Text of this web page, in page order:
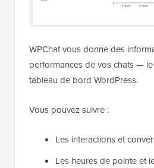
WPChat vous donne des
performances de vos chats —
tableau de bord WordPress.
Vous pouvez suivre :
Les interactions et
Les heures de pointe et